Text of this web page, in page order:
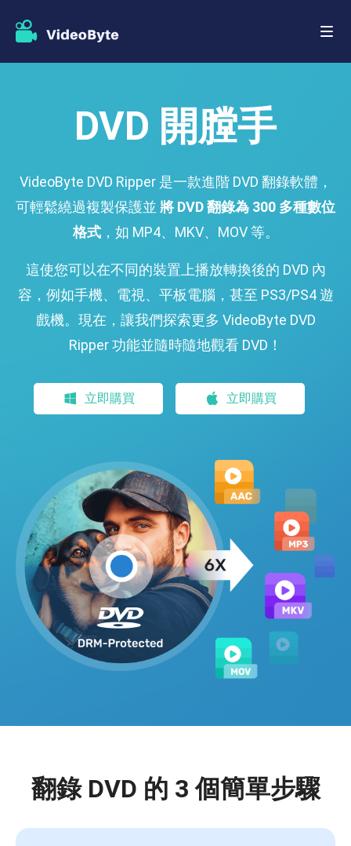
DVD 開膛手
VideoByte DVD Ripper 是一款進階 DVD 翻錄軟體，
可輕鬆繞過複製保護並 將 DVD 翻錄為 300 多種數位
格式，如 MP4、MKV、MOV 等。
這使您可以在不同的裝置上播放轉換後的 DVD 內
容，例如手機、電視、平板電腦，甚至 PS3/PS4 遊
戲機。現在，讓我們探索更多 VideoByte DVD
Ripper 功能並隨時隨地觀看 DVD！
立即購買 立即購買
翻錄 DVD 的 3 個簡單步驟